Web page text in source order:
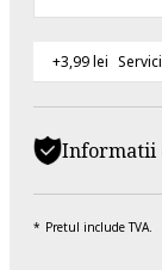
+3,99 lei
Informatii
Pretul include TVA.